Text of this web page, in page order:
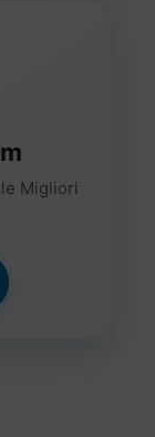
Migliori